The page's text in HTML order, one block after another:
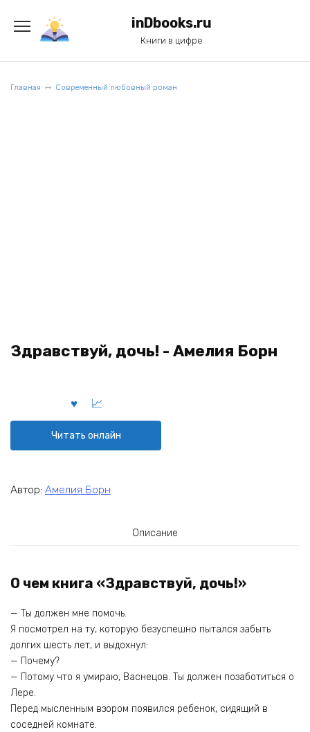
содержанию
inDbooks.ru
Книги в цифре
Главная Современный любовный роман
Здравствуй, дочь! - Амелия Борн
Читать онлайн
Автор: Амелия Борн
Описание
О чем книга «Здравствуй, дочь!»
— Ты должен мне помочь.
Я посмотрел на ту, которую безуспешно пытался забыть
долгих шесть лет, и выдохнул:
— Почему?
— Потому что я умираю, Васнецов. Ты должен позаботиться о
Лере.
Перед мысленным взором появился ребенок, сидящий в
соседней комнате.